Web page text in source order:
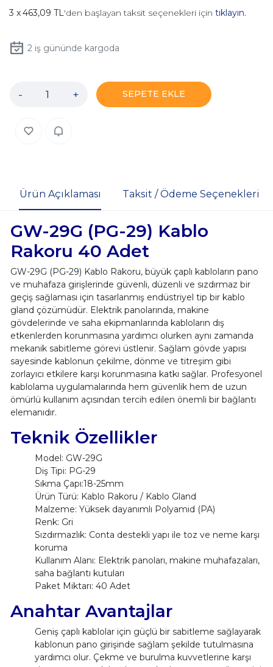
463,09 TL'den başlayan taksit seçenekleri için tıklayın.
2iş gününde kargoda
- + SEPETE EKLE
Ürün Açıklaması Taksit / Ödeme Seçenekleri
GW-29G (PG-29) Kablo
Rakoru 40 Adet
GW-29G (PG-29) Kablo Rakoru, büyük çaplı kabloların pano
ve muhafaza girişlerinde güvenli, düzenli ve sızdırmaz bir
geçiş sağlaması için tasarlanmış endüstriyel tip bir kablo
gland çözümüdür. Elektrik panolarında, makine
gövdelerinde ve saha ekipmanlarında kabloların dış
etkenlerden korunmasına yardımcı olurken aynı zamanda
mekanik sabitleme görevi üstlenir. Sağlam gövde yapısı
sayesinde kablonun çekilme, dönme ve titreşim gibi
zorlayıcı etkilere karşı korunmasına katkı sağlar. Profesyonel
kablolama uygulamalarında hem güvenlik hem de uzun
ömürlü kullanım açısından tercih edilen önemli bir bağlantı
elemanıdır.
Teknik Özellikler
Model: GW-29G
Diş Tipi: PG-29
Sıkma Çapı:18-25mm
Ürün Türü: Kablo Rakoru / Kablo Gland
Malzeme: Yüksek dayanımlı Polyamid (PA)
Renk: Gri
Sızdırmazlık: Conta destekli yapı ile toz ve neme karşı
koruma
Kullanım Alanı: Elektrik panoları, makine muhafazaları,
saha bağlantı kutuları
Paket Miktarı: 40 Adet
Anahtar Avantajlar
Geniş çaplı kablolar için güçlü bir sabitleme sağlayarak
kablonun pano girişinde sağlam şekilde tutulmasına
yardımcı olur. Çekme ve burulma kuvvetlerine karşı